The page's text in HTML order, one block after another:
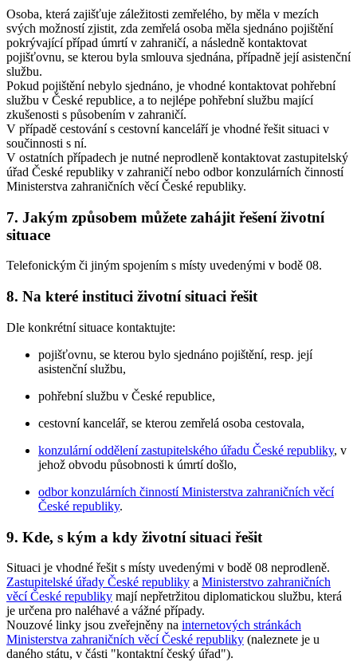
Osoba, která zajišťuje záležitosti zemřelého, by měla v mezích
svých možností zjistit, zda zemřelá osoba měla sjednáno pojištění
pokrývající případ úmrtí v zahraničí, a následně kontaktovat
pojišťovnu, se kterou byla smlouva sjednána, případně její asistenční
službu.
Pokud pojištění nebylo sjednáno, je vhodné kontaktovat pohřební
službu v České republice, a to nejlépe pohřební službu mající
zkušenosti s působením v zahraničí.
V případě cestování s cestovní kanceláří je vhodné řešit situaci v
součinnosti s ní.
V ostatních případech je nutné neprodleně kontaktovat zastupitelský
úřad České republiky v zahraničí nebo odbor konzulárních činností
Ministerstva zahraničních věcí České republiky.
7. Jakým způsobem můžete zahájit řešení životní
situace
Telefonickým či jiným spojením s místy uvedenými v bodě 08.
8. Na které instituci životní situaci řešit
Dle konkrétní situace kontaktujte:
pojišťovnu, se kterou bylo sjednáno pojištění, resp. její
asistenční službu,
pohřební službu v České republice,
cestovní kancelář, se kterou zemřelá osoba cestovala,
konzulární oddělení zastupitelského úřadu České republiky, v
jehož obvodu působnosti k úmrtí došlo,
odbor konzulárních činností Ministerstva zahraničních věcí
České republiky.
9. Kde, s kým a kdy životní situaci řešit
Situaci je vhodné řešit s místy uvedenými v bodě 08 neprodleně.
Zastupitelské úřady České republiky a Ministerstvo zahraničních
věcí České republiky mají nepřetržitou diplomatickou službu, která
je určena pro naléhavé a vážné případy.
Nouzové linky jsou zveřejněny na internetových stránkách
Ministerstva zahraničních věcí České republiky (naleznete je u
daného státu, v části "kontaktní český úřad").